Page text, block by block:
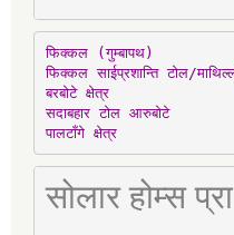
फिक्कल (गुम्बापथ)
फिक्कल साईप्रशान्ति टोल/
बरबोटे क्षेत्र
सदाबहार टोल आरुबोटे
पालटाँगे क्षेत्र
सोलार होम्स